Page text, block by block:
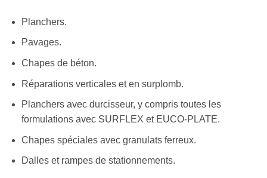
Planchers.
Pavages.
Chapes de béton.
Réparations verticales et en surplomb.
Planchers avec durcisseur, y compris toutes les
formulations avec SURFLEX et EUCO-PLATE.
Chapes spéciales avec granulats ferreux.
Dalles et rampes de stationnements.